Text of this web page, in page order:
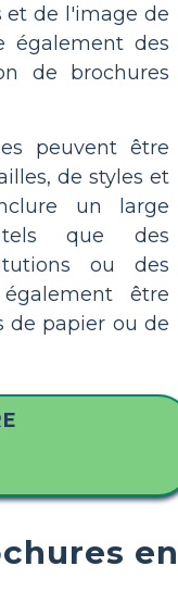
et de l'image de
également des
de brochures
peuvent être
de styles et
un large
que des
ou des
être
de papier ou de
en